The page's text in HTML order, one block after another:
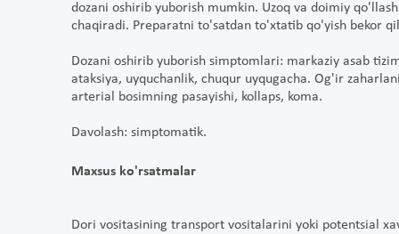
dozani oshirib yuborish mumkin. Uzoq va doimiy
chaqiradi. Preparatni to'satdan to'xtatib qo'yish bekor
Dozani oshirib yuborish simptomlari: markaziy asab
ataksiya, uyquchanlik, chuqur uyqugacha. Og'ir
arterial bosimning pasayishi, kollaps, koma.
Davolash: simptomatik.
Maxsus ko'rsatmalar
Dori vositasining transport vositalarini yoki potentsial